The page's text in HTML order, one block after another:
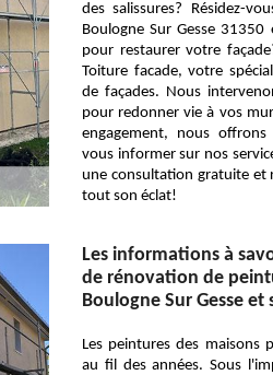
des salissures? Résidez-
Boulogne Sur Gesse
pour restaurer votre
Toiture facade, votre
de façades. Nous
pour redonner vie à vos
engagement, nous
vous informer sur nos
une consultation gratuite et
tout son éclat!
Les informations à
de rénovation de
Boulogne Sur Gesse et
Les peintures des maisons
au fil des années. Sous